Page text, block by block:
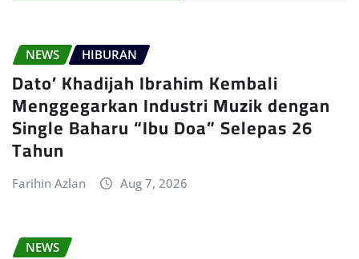
NEWS HIBURAN
Dato’ Khadijah Ibrahim Kembali
Menggegarkan Industri Muzik dengan
Single Baharu “Ibu Doa” Selepas 26
Tahun
Farihin Azlan Aug 7, 2026
NEWS